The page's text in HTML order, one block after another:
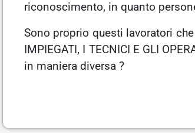
riconoscimento, in quanto
Sono proprio questi lavoratori
IMPIEGATI, I TECNICI E GLI
in maniera diversa ?